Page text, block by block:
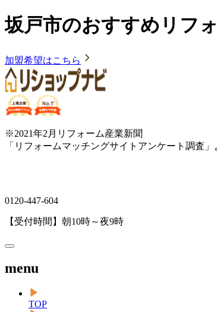
坂戸市のおすすめリフ
加盟希望はこちら
※2021年2月リフォーム産業新聞
「リフォームマッチングサイトアンケート調査」
0120-447-604
【受付時間】朝10時～夜9時
menu
TOP